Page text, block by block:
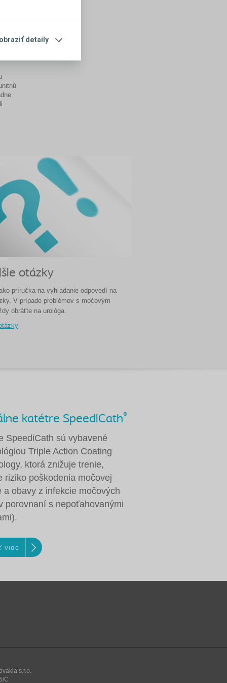
detaily
otázky
príručka na vyhľadanie odpovedí na
V prípade problémov s močovým
obráťte na urológa.
katétre SpeediCath®
SpeediCath sú vybavené
Triple Action Coating
ktorá znižuje trenie,
riziko poškodenia močovej
a obavy z infekcie močových
porovnaní s nepoťahovanými
viac
s.r.o.
C